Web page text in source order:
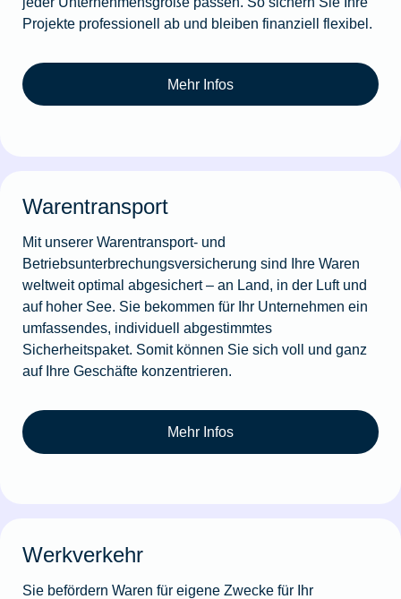
Projekte professionell ab und bleiben finanziell flexibel.
Mehr Infos
Warentransport
Mit unserer Warentransport- und
Betriebsunterbrechungsversicherung sind Ihre Waren
weltweit optimal abgesichert – an Land, in der Luft und
auf hoher See. Sie bekommen für Ihr Unternehmen ein
umfassendes, individuell abgestimmtes
Sicherheitspaket. Somit können Sie sich voll und ganz
auf Ihre Geschäfte konzentrieren.
Mehr Infos
Werkverkehr
Sie befördern Waren für eigene Zwecke für Ihr